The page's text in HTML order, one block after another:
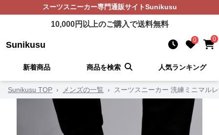
スーツスニーカー専門通販サイトSunikusu
10,000円以上のご購入で送料無料
Sunikusu 0 0
新着商品 商品を検索 人気ランキング
Sunikusu TOP › メンズの一覧 › スーツスニーカー 洗練ミニマル